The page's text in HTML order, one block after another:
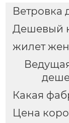
Ветровка
Дешевый
жилет
Какая
Цена